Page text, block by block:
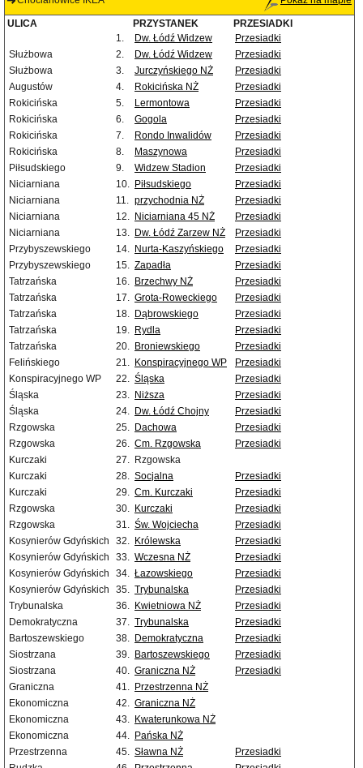
ULICA PRZYSTANEK
PRZESIADKI
1.
Dw. Łódź Widzew
Przesiadki
Służbowa
2. Dw. Łódź Widzew
Przesiadki
Służbowa
3. Jurczyńskiego NŻ
Przesiadki
Augustów
4. Rokicińska NŻ
Przesiadki
Rokicińska
5. Lermontowa
Przesiadki
Rokicińska
6. Gogola
Przesiadki
Rokicińska
7. Rondo Inwalidów
Przesiadki
Rokicińska
8. Maszynowa
Przesiadki
Piłsudskiego
9. Widzew Stadion
Przesiadki
Niciarniana
10. Piłsudskiego
Przesiadki
Niciarniana
11. przychodnia NŻ
Przesiadki
Niciarniana
12. Niciarniana 45 NŻ
Przesiadki
Niciarniana
13. Dw. Łódź Zarzew NŻ
Przesiadki
Przybyszewskiego
14. Nurta-Kaszyńskiego
Przesiadki
Przybyszewskiego
15. Zapadła
Przesiadki
Tatrzańska
16. Brzechwy NŻ
Przesiadki
Tatrzańska
17. Grota-Roweckiego
Przesiadki
Tatrzańska
18. Dąbrowskiego
Przesiadki
Tatrzańska
19. Rydla
Przesiadki
Tatrzańska
20. Broniewskiego
Przesiadki
Felińskiego
21. Konspiracyjnego WP
Przesiadki
Konspiracyjnego WP
22. Śląska
Przesiadki
Śląska
23. Niższa
Przesiadki
Śląska
24. Dw. Łódź Chojny
Przesiadki
Rzgowska
25. Dachowa
Przesiadki
Rzgowska
26. Cm. Rzgowska
Przesiadki
Kurczaki
27. Rzgowska
Kurczaki
28. Socjalna
Przesiadki
Kurczaki
29. Cm. Kurczaki
Przesiadki
Rzgowska
30. Kurczaki
Przesiadki
Rzgowska
31. Św. Wojciecha
Przesiadki
Kosynierów Gdyńskich
32. Królewska
Przesiadki
Kosynierów Gdyńskich
33. Wczesna NŻ
Przesiadki
Kosynierów Gdyńskich
34. Łazowskiego
Przesiadki
Kosynierów Gdyńskich
35. Trybunalska
Przesiadki
Trybunalska
36. Kwietniowa NŻ
Przesiadki
Demokratyczna
37. Trybunalska
Przesiadki
Bartoszewskiego
38. Demokratyczna
Przesiadki
Siostrzana
39. Bartoszewskiego
Przesiadki
Siostrzana
40. Graniczna NŻ
Przesiadki
Graniczna
41. Przestrzenna NŻ
Ekonomiczna
42. Graniczna NŻ
Ekonomiczna
43. Kwaterunkowa NŻ
Ekonomiczna
44. Pańska NŻ
Przestrzenna
45. Sławna NŻ
Przesiadki